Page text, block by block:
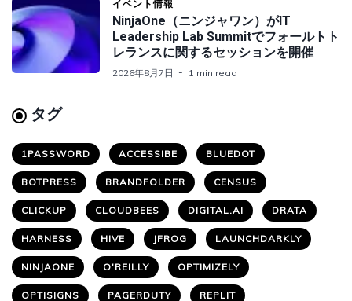
イベント情報
NinjaOne（ニンジャワン）がIT
Leadership Lab Summitでフォールトト
レランスに関するセッションを開催
2026年8月7日 1 min read
タグ
1PASSWORD ACCESSIBE BLUEDOT
BOTPRESS BRANDFOLDER CENSUS
CLICKUP CLOUDBEES DIGITAL.AI DRATA
HARNESS HIVE JFROG LAUNCHDARKLY
NINJAONE O'REILLY OPTIMIZELY
OPTISIGNS PAGERDUTY REPLIT